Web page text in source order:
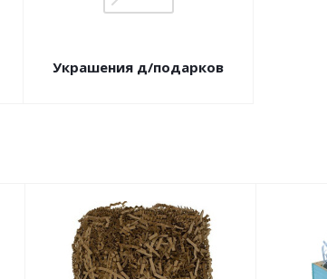
Украшения д/подарков